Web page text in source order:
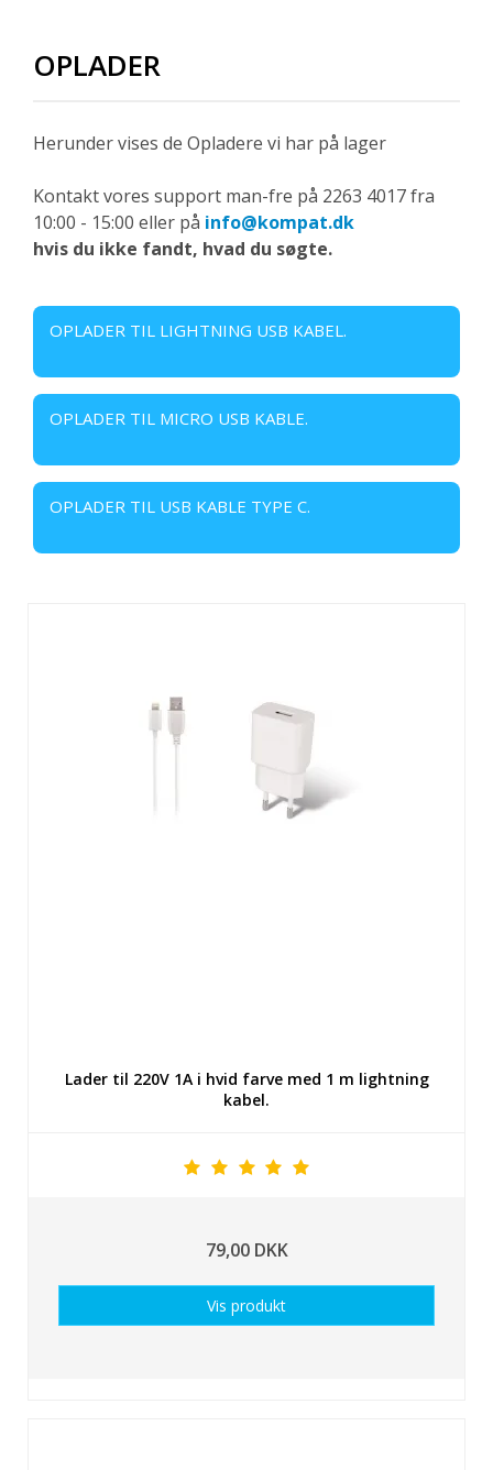
OPLADER
Herunder vises de Opladere vi har på lager
Kontakt vores support man-fre på 2263 4017 fra
10:00 - 15:00 eller på info@kompat.dk
hvis du ikke fandt, hvad du søgte.
OPLADER TIL LIGHTNING USB KABEL.
OPLADER TIL MICRO USB KABLE.
OPLADER TIL USB KABLE TYPE C.
Lader til 220V 1A i hvid farve med 1 m lightning
kabel.
79,00 DKK
Vis produkt